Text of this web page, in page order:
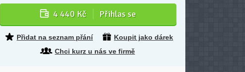
4 440 Kč Přihlas se
Přidat na seznam přání
Koupit jako dárek
Chci kurz u nás ve firmě